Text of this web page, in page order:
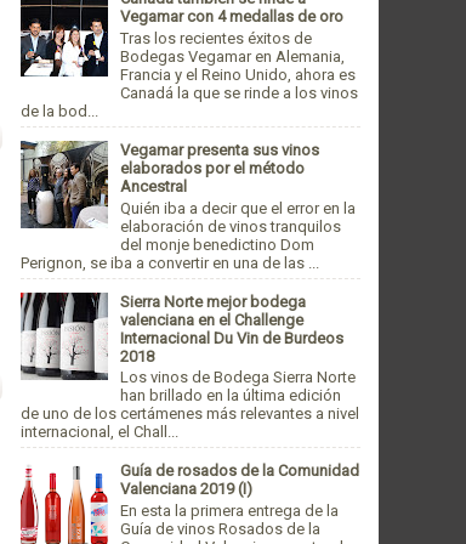
Vegamar con 4 medallas de oro
Tras los recientes éxitos de
Bodegas Vegamar en Alemania,
Francia y el Reino Unido, ahora es
Canadá la que se rinde a los vinos
de la bod...
Vegamar presenta sus vinos
elaborados por el método
Ancestral
Quién iba a decir que el error en la
elaboración de vinos tranquilos
del monje benedictino Dom
Perignon, se iba a convertir en una de las ...
Sierra Norte mejor bodega
valenciana en el Challenge
Internacional Du Vin de Burdeos
2018
Los vinos de Bodega Sierra Norte
han brillado en la última edición
de uno de los certámenes más relevantes a nivel
internacional, el Chall...
Guía de rosados de la Comunidad
Valenciana 2019 (I)
En esta la primera entrega de la
Guía de vinos Rosados de la